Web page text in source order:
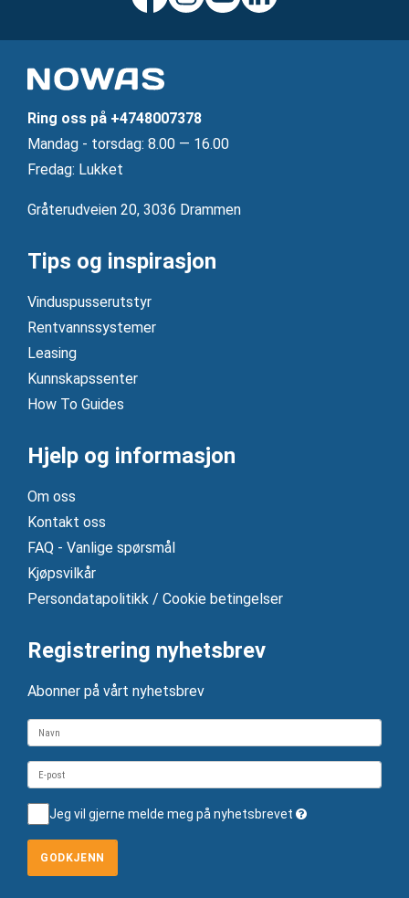
Ring oss på +4748007378
Mandag ‐ torsdag: 8.00 — 16.00
Fredag: Lukket
Gråterudveien 20, 3036 Drammen
Tips og inspirasjon
Vinduspusserutstyr
Rentvannssystemer
Leasing
Kunnskapssenter
How To Guides
Hjelp og informasjon
Om oss
Kontakt oss
FAQ - Vanlige spørsmål
Kjøpsvilkår
Persondatapolitikk / Cookie betingelser
Registrering nyhetsbrev
Abonner på vårt nyhetsbrev
Jeg vil gjerne melde meg på nyhetsbrevet
GODKJENN